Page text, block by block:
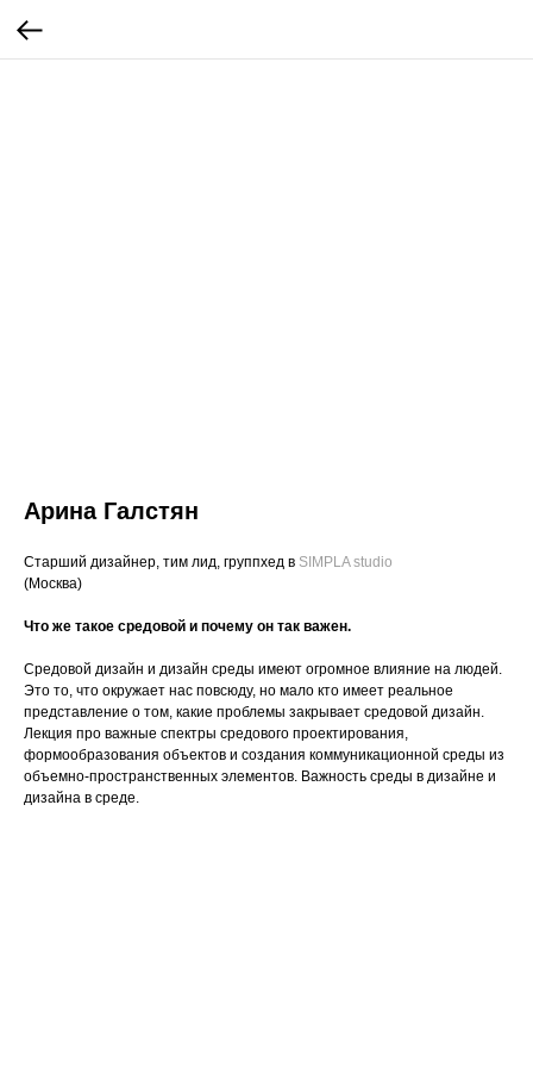
Арина Галстян
Старший дизайнер, тим лид, группхед в SIMPLA studio
(Москва)
Что же такое средовой и почему он так важен.
Средовой дизайн и дизайн среды имеют огромное влияние на людей.
Это то, что окружает нас повсюду, но мало кто имеет реальное
представление о том, какие проблемы закрывает средовой дизайн.
Лекция про важные спектры средового проектирования,
формообразования объектов и создания коммуникационной среды из
объемно-пространственных элементов. Важность среды в дизайне и
дизайна в среде.